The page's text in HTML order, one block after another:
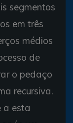
segmentos
em três
médios
de
o pedaço
recursiva.
a esta